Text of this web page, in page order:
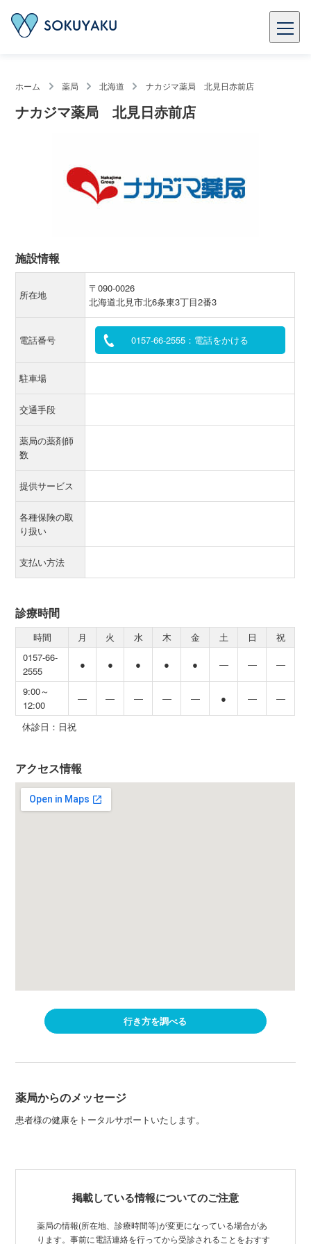
ホーム 薬局 北海道 ナカジマ薬局 北見日赤前店
ナカジマ薬局 北見日赤前店
施設情報
所在地
〒090-0026
北海道北見市北6条東3丁目2番3
電話番号 0157-66-2555：電話をかける
駐車場
交通手段
薬局の薬剤師
数
提供サービス
各種保険の取
り扱い
支払い方法
診療時間
時間 月 火 水 木 金 土 日
祝
0157-66-
2555
● ● ● ● ● ― ― ―
9:00～
12:00
― ― ― ― ― ● ― ―
休診日：日祝
アクセス情報
行き方を調べる
薬局からのメッセージ
患者様の健康をトータルサポートいたします。
掲載している情報についてのご注意
薬局の情報(所在地、診療時間等)が変更になっている場合があ
ります。事前に電話連絡を行ってから受診されることをおすす